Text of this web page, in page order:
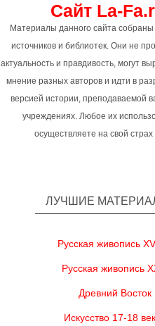
Сайт La-
Материалы данного сайта
источников и библиотек. Они не
актуальность и правдивость, могут
мнение разных авторов и идти в
версией истории, преподаваемой
учреждениях. Любое их
осуществляете на свой страх
ЛУЧШИЕ
Русская живопись
Русская живопись
Древний Восток
Искусство 17-18